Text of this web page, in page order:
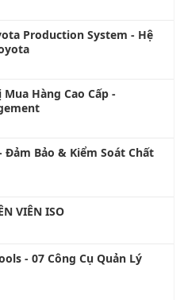
Production System - Hệ
Hàng Cao Cấp -
Đảm Bảo & Kiểm Soát Chất
VIÊN ISO
- 07 Công Cụ Quản Lý